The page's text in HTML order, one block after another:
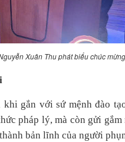
Xuân Thu phát biểu chúc
gắn với sứ mệnh đào
pháp lý, mà còn gửi
bản lĩnh của người